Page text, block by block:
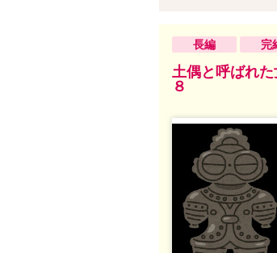
長編 完
土偶と呼ばれ
８